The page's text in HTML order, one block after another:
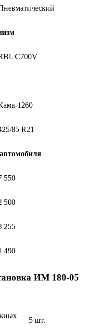
C700V
1260
85 R21
550
500
255
490
ИМ 180-05
5 шт.